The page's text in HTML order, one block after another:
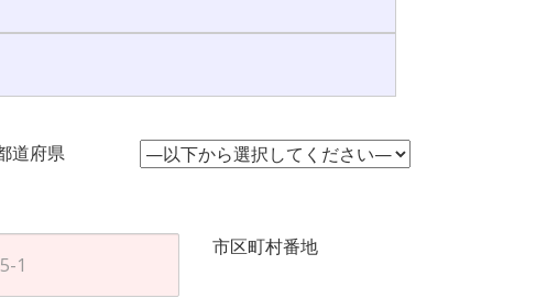
道府県
市区町村番地